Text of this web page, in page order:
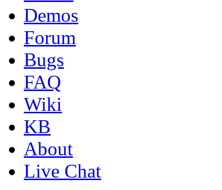
Demos
Forum
Bugs
FAQ
Wiki
KB
About
Live Chat